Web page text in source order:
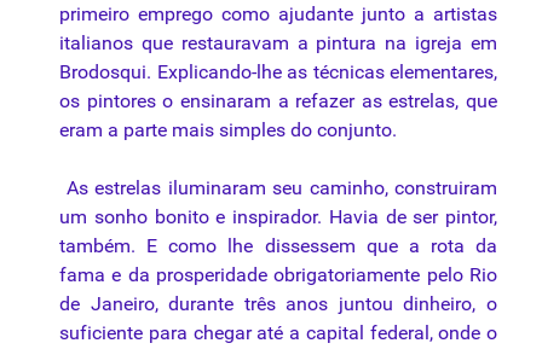
primeiro emprego como ajudante junto a artistas
italianos que restauravam a pintura na igreja em
Brodosqui. Explicando-lhe as técnicaselementares,
os pintores o ensinaram a refazer as estrelas, que
eram a parte mais simples do conjunto.
As estrelas iluminaram seu caminho, construiram
um sonho bonito e inspirador. Havia de ser pintor,
também. E como lhe dissessem que a rota da
fama e da prosperidade obrigatoriamente pelo Rio
de Janeiro, durante três anos juntou dinheiro, o
suficiente para chegar até a capital federal, onde o